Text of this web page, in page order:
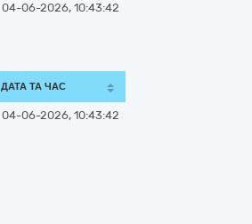
04-06-2026, 10:43:42
ДАТА ТА ЧАС
04-06-2026, 10:43:42